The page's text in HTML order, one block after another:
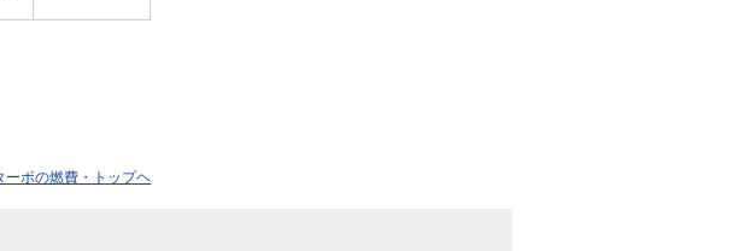
ーボの燃費・トップヘ